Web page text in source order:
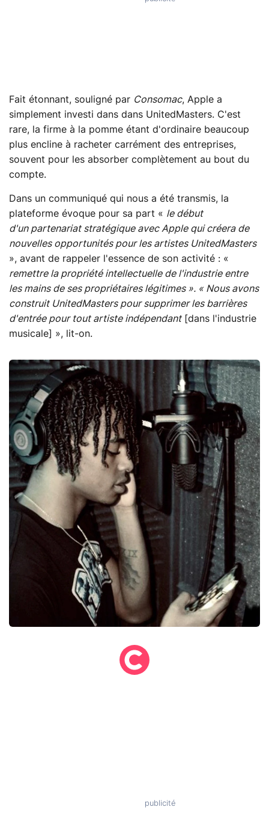
Fait étonnant, souligné par Consomac, Apple a
simplement investi dans dans UnitedMasters. C'est
rare, la firme à la pomme étant d'ordinaire beaucoup
plus encline à racheter carrément des entreprises,
souvent pour les absorber complètement au bout du
compte.
Dans un communiqué qui nous a été transmis, la
plateforme évoque pour sa part « le début
d'un partenariat stratégique avec Apple qui créera de
nouvelles opportunités pour les artistes UnitedMasters
», avant de rappeler l'essence de son activité : «
remettre la propriété intellectuelle de l'industrie entre
les mains de ses propriétaires légitimes ». « Nous avons
construit UnitedMasters pour supprimer les barrières
d'entrée pour tout artiste indépendant[dans l'industrie
musicale] », lit-on.